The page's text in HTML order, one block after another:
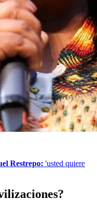
Restrepo: 'usted quiere